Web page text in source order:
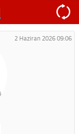
2 Haziran 2026 09:06